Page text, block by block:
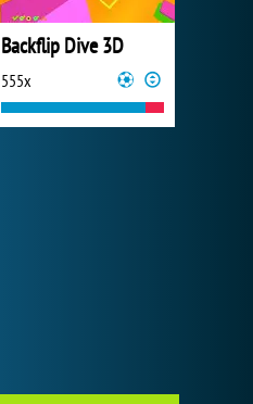
Backflip Dive 3D
555x